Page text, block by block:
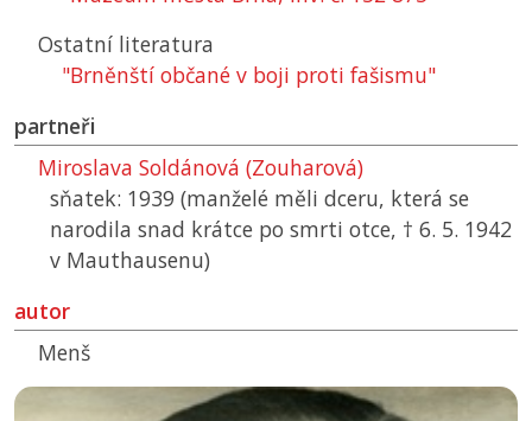
Ostatní literatura
"Brněnští občané v boji proti fašismu"
partneři
Miroslava Soldánová (Zouharová)
sňatek: 1939 (manželé měli dceru, která se
narodila snad krátce po smrti otce, † 6. 5. 1942
v Mauthausenu)
autor
Menš